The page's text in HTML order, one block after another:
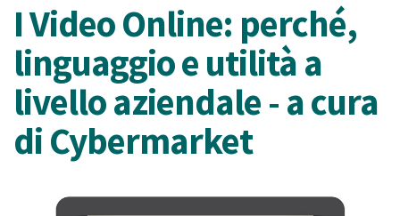
I Video Online: perché,
linguaggio e utilità a
livello aziendale - a cura
di Cybermarket